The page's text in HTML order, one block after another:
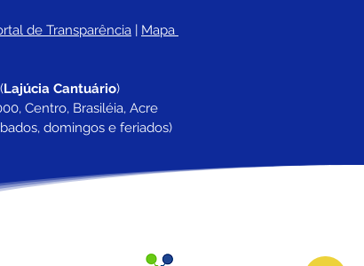
de Transparência | Mapa
(Lajúcia Cantuário)
Centro, Brasiléia, Acre
domingos e feriados)